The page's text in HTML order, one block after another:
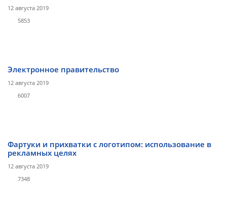
12 августа 2019
5853
Электронное правительство
12 августа 2019
6007
Фартуки и прихватки с логотипом: использование в
рекламных целях
12 августа 2019
7348